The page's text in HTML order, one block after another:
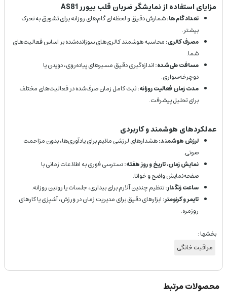
مزایای استفاده از نمایشگر ضربان قلب بیورر AS81
تعداد گام‌ها:شمارش دقیق و لحظه‌ای گام‌های روزانه برای تشویق به تحرک
بیشتر.
مصرف کالری:محاسبه هوشمند کالری‌های سوزانده‌شده بر اساس فعالیت‌های
شما.
مسافت طی‌شده:اندازه‌گیری دقیق مسیرهای پیاده‌روی، دویدن یا
دوچرخه‌سواری.
مدت زمان فعالیت روزانه:ثبت کامل زمان صرف‌شده در فعالیت‌های مختلف
برای تحلیل پیشرفت.
عملکردهای هوشمند و کاربردی
لرزش هوشمند:هشدارهای لرزشی ملایم برای یادآوری‌ها، بدون مزاحمت
صوتی.
نمایش زمان، تاریخ و روز هفته:دسترسی فوری به اطلاعات زمانی با
صفحه‌نمایش واضح و خوانا.
ساعت زنگدار:تنظیم چندین آلارم برای بیداری، جلسات یا روتین روزانه.
تایمر و کرنومتر:ابزارهای دقیق برای مدیریت زمان در ورزش، آشپزی یا کارهای
روزمره.
بخشها :
مراقبت خانگی
محصولات مرتبط